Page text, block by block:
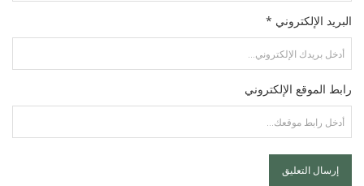
البريد الإلكتروني *
رابط الموقع الإلكتروني